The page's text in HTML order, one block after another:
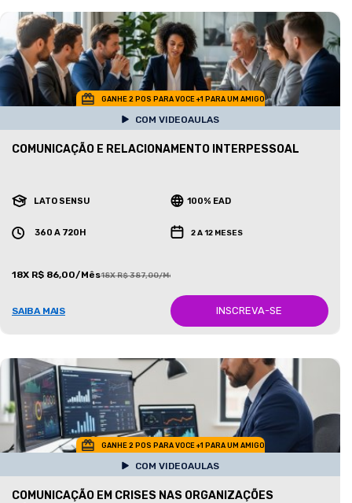
GANHE 2 POS PARA VOCE +1 PARA UM AMIGO
COM VIDEOAULAS
COMUNICAÇÃO E RELACIONAMENTO INTERPESSOAL
LATO SENSU 100% EAD
360 A 720H 2 A 12 MESES
18X R$ 86,00/Mês18X R$ 387,00/Mês
SAIBA MAIS INSCREVA-SE
GANHE 2 POS PARA VOCE +1 PARA UM AMIGO
COM VIDEOAULAS
COMUNICAÇÃO EM CRISES NAS ORGANIZAÇÕES